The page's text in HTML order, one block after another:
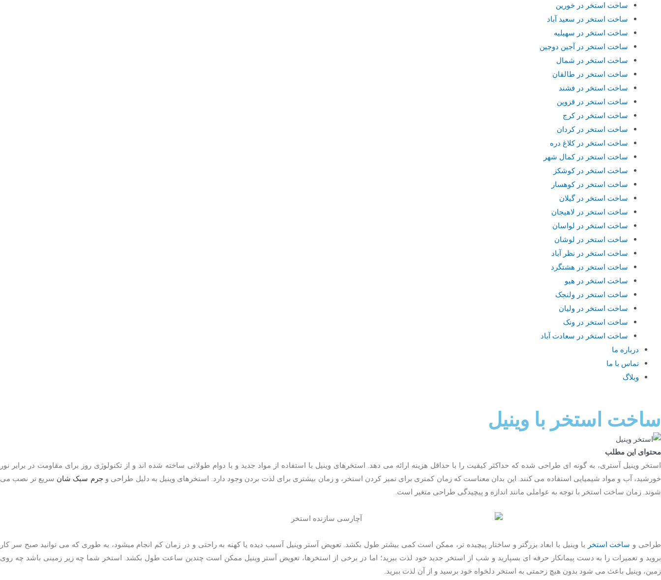
ساخت استخر در خورین
ساخت استخر در سعید آباد
ساخت استخر در سهیلیه
ساخت استخر در آجین دوجین
ساخت استخر در شمال
ساخت استخر در طالقان
ساخت استخر در فشند
ساخت استخر در قزوین
ساخت استخر در کرج
ساخت استخر در کردان
ساخت استخر در کلاغ دره
ساخت استخر در کمال شهر
ساخت استخر در کوشکز
ساخت استخر در کوهسار
ساخت استخر در گیلان
ساخت استخر در لاهیجان
ساخت استخر در لواسان
ساخت استخر در لوشان
ساخت استخر در نظر آباد
ساخت استخر در هشتگرد
ساخت استخر در هیو
ساخت استخر در ولنجک
ساخت استخر در ولیان
ساخت استخر در ونک
ساخت استخر در سعادت آباد
درباره ما
تماس با ما
وبلاگ
ساخت استخر با وینیل
محتوای این مطلب
استخر وینیل آستری، به گونه ای طراحی شده که حداکثر کیفیت را با حداقل هزینه ارائه می دهد. استخرهای وینیل با استفاده از مواد جدید و با دوام طولانی ساخته شده اند و از تکنولوژی روز برای مقاومت در برابر نور
خورشید، آب و مواد شیمیایی استفاده می کنند. این بدان معناست که زمان کمتری برای تمیز کردن استخر، و زمان بیشتری برای لذت بردن وجود دارد. استخرهای وینیل به دلیل طراحی و جرم سبک شان سریع تر نصب می
شوند. زمان ساخت استخر با توجه به عواملی مانند اندازه و پیچیدگی طراحی متغیر است.
طراحی و ساخت استخر با وینیل با ابعاد بزرگتر و ساختار پیچیده تر، ممکن است کمی بیشتر طول بکشد. تعویض آستر وینیل آسیب دیده یا کهنه به راحتی و در زمان کم انجام میشود، به طوری که می توانید صبح سر کار
بروید و تعمیرات را به دست پیمانکار حرفه ای بسپارید و شب از استخر جدید خود لذت ببرید؛ اما در برخی از استخرها، تعویض آستر وینیل ممکن است چندین ساعت طول بکشد. استخر شما چه زیر زمینی باشد چه روی
زمین، وینیل باعث می شود بدون هیچ زحمتی به استخر دلخواه خود برسید و از آن لذت ببرید.